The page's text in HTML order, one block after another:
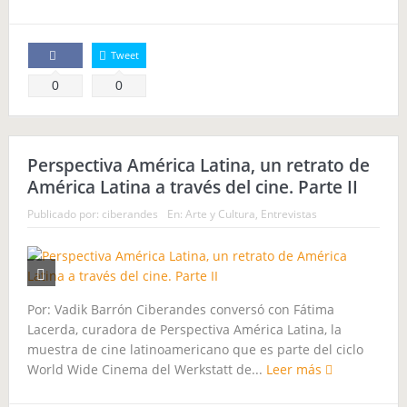
Comparte
0
Tweet
0
Perspectiva América Latina, un retrato de
América Latina a través del cine. Parte II
Publicado por: ciberandes En: Arte y Cultura, Entrevistas
Por: Vadik Barrón Ciberandes conversó con Fátima
Lacerda, curadora de Perspectiva América Latina, la
muestra de cine latinoamericano que es parte del ciclo
World Wide Cinema del Werkstatt de... Leer más